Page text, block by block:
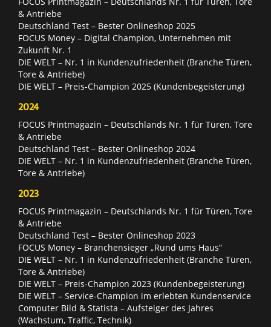
& Antriebe
Deutschland Test – Bester Onlineshop 2025
FOCUS Money – Digital Champion, Unternehmen mit
Zukunft Nr. 1
DIE WELT – Nr. 1 in Kundenzufriedenheit (Branche Türen,
Tore & Antriebe)
DIE WELT – Preis-Champion 2025 (Kundenbegeisterung)
2024
FOCUS Printmagazin – Deutschlands Nr. 1 für Türen, Tore
& Antriebe
Deutschland Test – Bester Onlineshop 2024
DIE WELT – Nr. 1 in Kundenzufriedenheit (Branche Türen,
Tore & Antriebe)
2023
FOCUS Printmagazin – Deutschlands Nr. 1 für Türen, Tore
& Antriebe
Deutschland Test – Bester Onlineshop 2023
FOCUS Money – Branchensieger „Rund ums Haus“
DIE WELT – Nr. 1 in Kundenzufriedenheit (Branche Türen,
Tore & Antriebe)
DIE WELT – Preis-Champion 2023 (Kundenbegeisterung)
DIE WELT – Service-Champion im erlebten Kundenservice
Computer Bild & Statista – Aufsteiger des Jahres
(Wachstum, Traffic, Technik)